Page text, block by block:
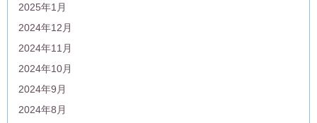
2025年1月
2024年12月
2024年11月
2024年10月
2024年9月
2024年8月